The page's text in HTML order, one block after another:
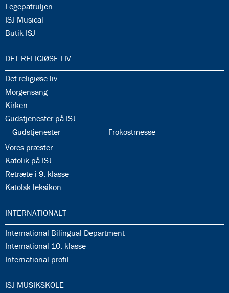
34.15:
Legepatruljen
34.16:
ISJ Musical
34.17:
Butik ISJ
35.0:
DET RELIGIØSE LIV
35.1:
Det religiøse liv
35.2:
Morgensang
35.3:
Kirken
35.4:
Gudstjenester på ISJ
35.5:
Gudstjenester 35.6:
Frokostmesse
35.7:
Vores præster
35.8:
Katolik på ISJ
35.9:
Retræte i 9. klasse
35.10:
Katolsk leksikon
36.0:
INTERNATIONALT
36.1:
International Bilingual Department
36.2:
International 10. klasse
36.3:
International profil
37.0:
ISJ MUSIKSKOLE